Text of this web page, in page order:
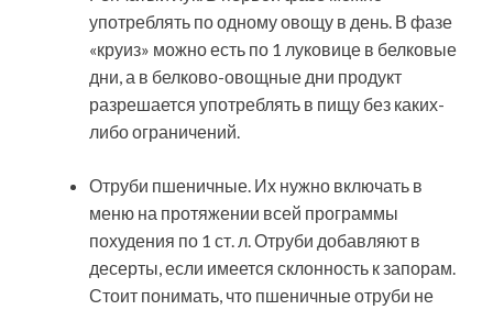
употреблять по одному овощу в день. В фазе
«круиз» можно есть по 1 луковице в белковые
дни, а в белково-овощные дни продукт
разрешается употреблять в пищу без каких-
либо ограничений.
Отруби пшеничные. Их нужно включать в
меню на протяжении всей программы
похудения по 1 ст. л. Отруби добавляют в
десерты, если имеется склонность к запорам.
Стоит понимать, что пшеничные отруби не